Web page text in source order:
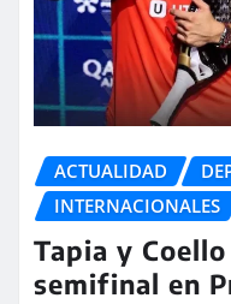
ACTUALIDAD
INTERNACIONALES
Tapia y
semifinal en